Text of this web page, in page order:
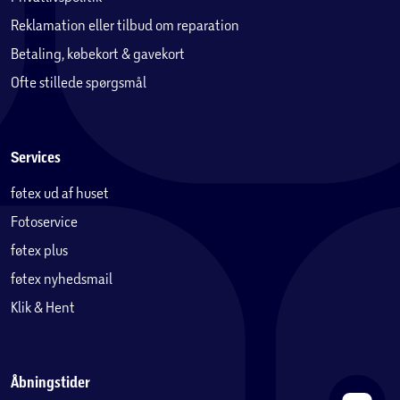
Reklamation eller tilbud om reparation
Betaling, købekort & gavekort
Ofte stillede spørgsmål
Services
føtex ud af huset
Fotoservice
føtex plus
føtex nyhedsmail
Klik & Hent
Åbningstider